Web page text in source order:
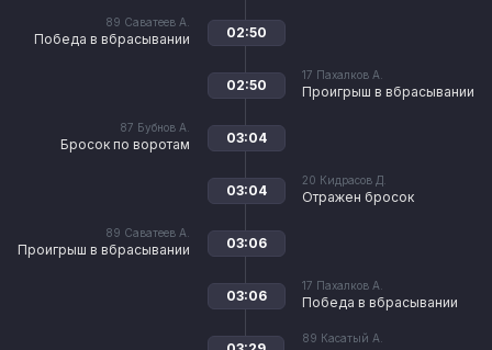
89 Саватеев А.
Победа в вбрасывании 02:50
17 Пахалков А.
Проигрыш в вбрасывании
02:50
87 Бубнов А.
Бросок по воротам 03:04
20 Кидрасов Д.
Отражен бросок
03:04
89 Саватеев А.
Проигрыш в вбрасывании 03:06
17 Пахалков А.
Победа в вбрасывании
03:06
89 Касатый А.